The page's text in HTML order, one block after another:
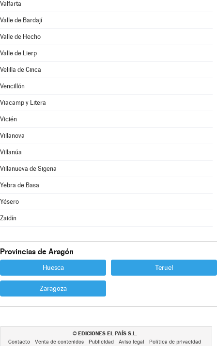
Valfarta
Valle de Bardají
Valle de Hecho
Valle de Lierp
Velilla de Cinca
Vencillón
Viacamp y Litera
Vicién
Villanova
Villanúa
Villanueva de Sigena
Yebra de Basa
Yésero
Zaidín
Provincias de Aragón
Huesca Teruel
Zaragoza
© EDICIONES EL PAÍS S.L.
Contacto Venta de contenidos Publicidad Aviso legal Política de privacidad